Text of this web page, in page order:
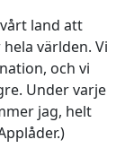
land att
världen. Vi
och vi
Under varje
jag, helt